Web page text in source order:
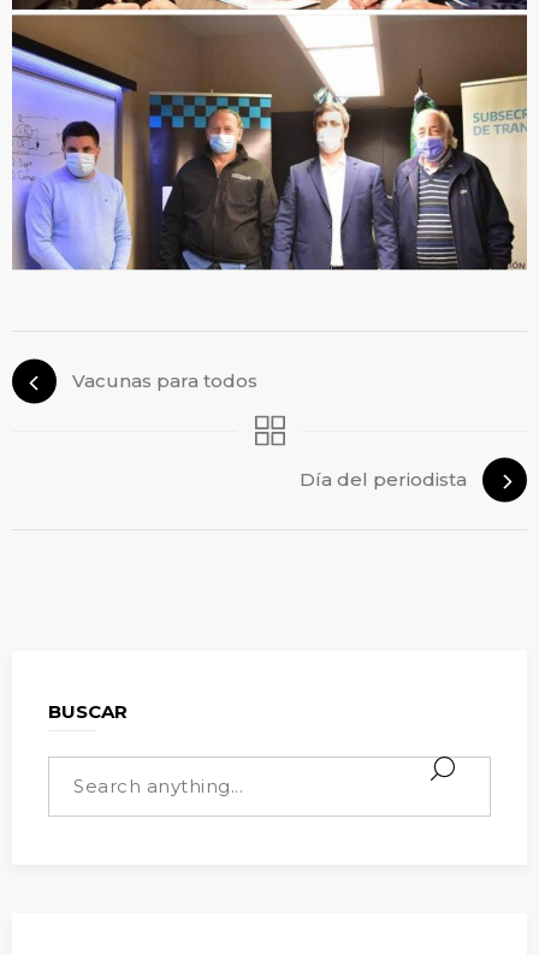
Vacunas para todos
Día del periodista
BUSCAR